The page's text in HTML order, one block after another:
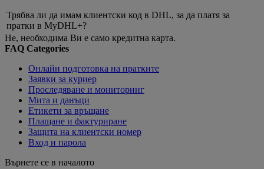
Трябва ли да имам клиентски код в DHL, за да платя за
пратки в MyDHL+?
Не, необходима Ви е само кредитна карта.
FAQ Categories
Онлайн подготовка на пратките
Заявки за куриер
Проследяване и мониторинг
Мита и данъци
Етикети за връщане
Плащане и фактуриране
Защита на клиентски номер
Вход и парола
Върнете се в началото